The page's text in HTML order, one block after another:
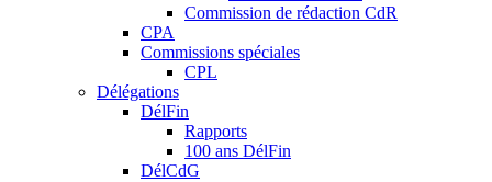
Commission de rédaction CdR
CPA
Commissions spéciales
CPL
Délégations
DélFin
Rapports
100 ans DélFin
DélCdG